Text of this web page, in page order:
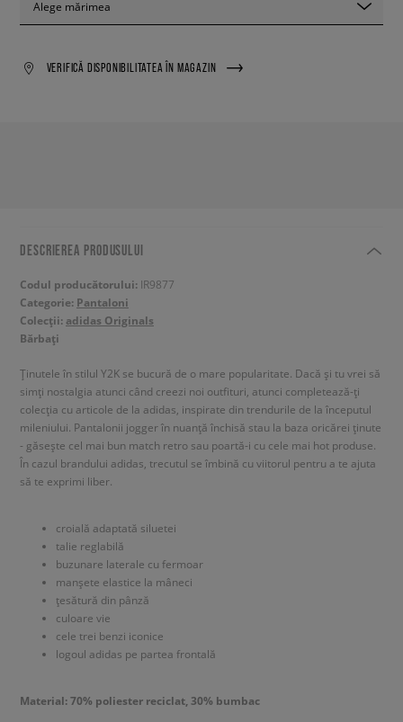
Alege mărimea
VERIFICĂ DISPONIBILITATEA ÎN MAGAZIN
DESCRIEREA PRODUSULUI
Codul producătorului: IR9877
Categorie: Pantaloni
Colecții: adidas Originals
Bărbați
Ținutele în stilul Y2K se bucură de o mare popularitate. Dacă și tu vrei să
simți nostalgia atunci când creezi noi outfituri, atunci completează-ți
colecția cu articole de la adidas, inspirate din trendurile de la începutul
mileniului. Pantalonii jogger în nuanță închisă stau la baza oricărei ținute
- găsește cel mai bun match retro sau poartă-i cu cele mai hot produse.
În cazul brandului adidas, trecutul se îmbină cu viitorul pentru a te ajuta
să te exprimi liber.
croială adaptată siluetei
talie reglabilă
buzunare laterale cu fermoar
manșete elastice la mâneci
țesătură din pânză
culoare vie
cele trei benzi iconice
logoul adidas pe partea frontală
Material: 70% poliester reciclat, 30% bumbac